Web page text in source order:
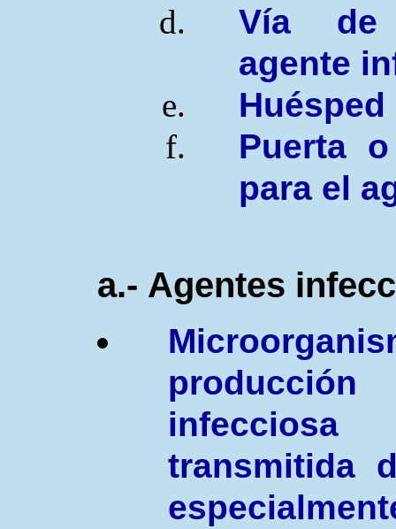
Vía de
agente
Puerta
para el
a.- Agentes
transmitida